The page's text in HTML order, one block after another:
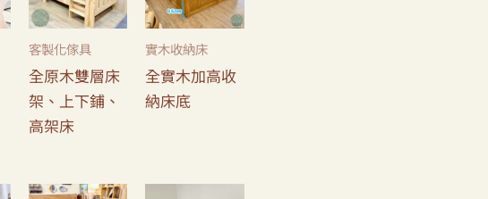
客製化傢具
全原木雙層床
架、上下鋪、
高架床
實木收納床
全實木加高收
納床底